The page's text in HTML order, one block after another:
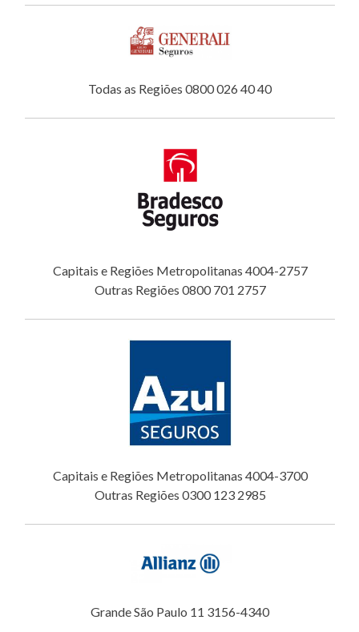
Todas as Regiões 0800 026 40 40
Capitais e Regiões Metropolitanas 4004-2757
Outras Regiões 0800 701 2757
Capitais e Regiões Metropolitanas 4004-3700
Outras Regiões 0300 123 2985
Grande São Paulo 11 3156-4340